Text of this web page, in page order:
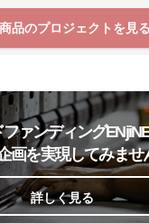
品のプロジェクトを見る
ァンディングENjiNE
画を実現してみませ
詳しく見る